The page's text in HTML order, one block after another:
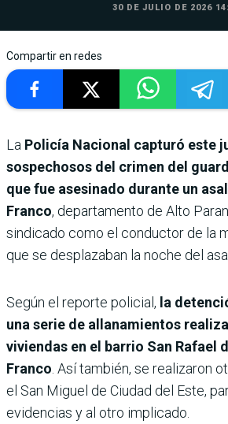
30 DE JULIO DE 2026
Compartir en redes
La Policía Nacional capturó este
sospechosos del crimen del
que fue asesinado durante un
Franco, departamento de Alto
sindicado como el conductor de la
que se desplazaban la noche del
Según el reporte policial, la
una serie de allanamientos
viviendas en el barrio San Rafael
Franco. Así también, se realizaron
el San Miguel de Ciudad del Este,
evidencias y al otro implicado.